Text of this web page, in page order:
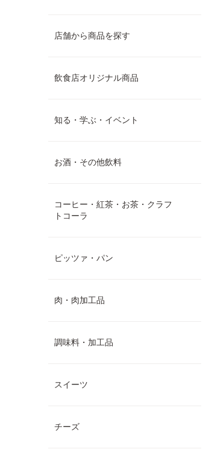
店舗から商品を探す
飲食店オリジナル商品
知る・学ぶ・イベント
お酒・その他飲料
コーヒー・紅茶・お茶・クラフ
トコーラ
ピッツァ・パン
肉・肉加工品
調味料・加工品
スイーツ
チーズ